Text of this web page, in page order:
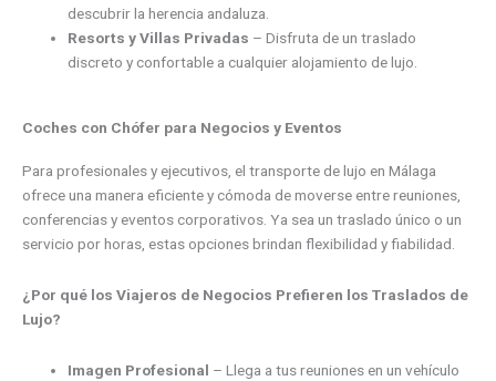
descubrir la herencia andaluza.
Resorts y Villas Privadas – Disfruta de un traslado
discreto y confortable a cualquier alojamiento de lujo.
Coches con Chófer para Negocios y Eventos
Para profesionales y ejecutivos, el transporte de lujo en Málaga
ofrece una manera eficiente y cómoda de moverse entre reuniones,
conferencias y eventos corporativos. Ya sea un traslado único o un
servicio por horas, estas opciones brindan flexibilidad y fiabilidad.
¿Por qué los Viajeros de Negocios Prefieren los Traslados de
Lujo?
Imagen Profesional – Llega a tus reuniones en un vehículo